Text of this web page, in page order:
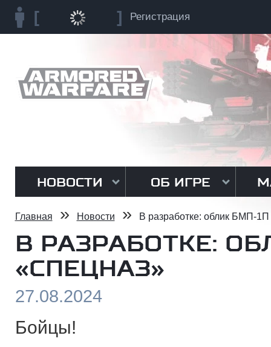
Регистрация
НОВОСТИ ОБ ИГРЕ
Главная » Новости » В разработке: облик БМП-
В РАЗРАБОТКЕ:
«СПЕЦНАЗ»
27.08.2024
Бойцы!